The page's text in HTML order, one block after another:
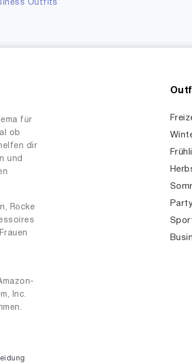
Outfits
für
ob
dir
und
Röcke
Inc.